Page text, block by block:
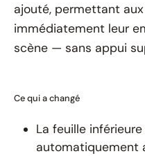
ajouté, permettant
immédiatement leur
scène — sans appui
Ce qui a changé
La feuille
automatiquement